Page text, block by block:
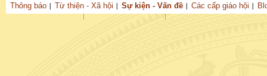
Thông báo Từ thiện - Xã hội Sự kiện - Vấn đề Các cấp giáo hội
THỜI ĐẠI TUỔI TRẺ NGHIÊN CỨU
Thứ bảy - 8/08/2026 – 03: 37:22